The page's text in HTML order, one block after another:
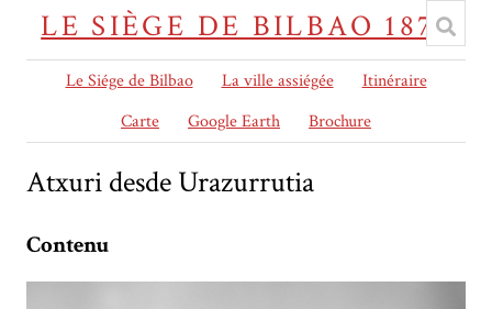
LE SIÈGE DE BILBAO 1874
Le Siége de Bilbao La ville assiégée
Itinéraire
Carte
Google Earth Brochure
Atxuri desde Urazurrutia
Contenu